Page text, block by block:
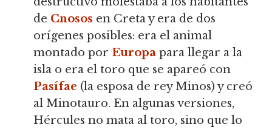
de Cnosos en Creta y era de dos
orígenes posibles: era el animal
montado por Europa para llegar a la
isla o era el toro que se apareó con
Pasífae (la esposa de rey Minos) y creó
al Minotauro. En algunas versiones,
Hércules no mata al toro, sino que lo